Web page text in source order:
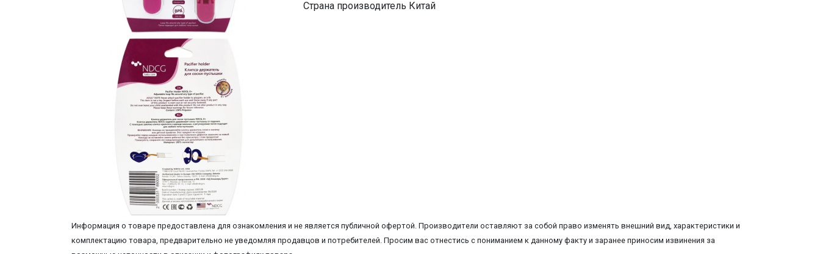
Страна производитель Китай
Информация о товаре предоставлена для ознакомления и не является публичной офертой. Производители оставляют за собой право изменять внешний вид, характеристики и
комплектацию товара, предварительно не уведомляя продавцов и потребителей. Просим вас отнестись с пониманием к данному факту и заранее приносим извинения за